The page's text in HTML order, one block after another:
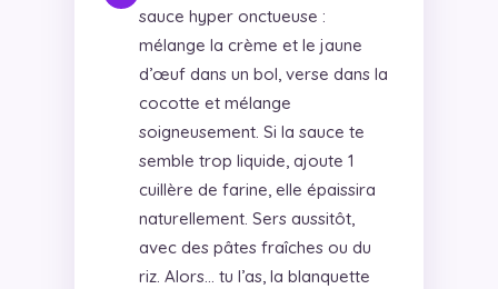
sauce hyper onctueuse :
mélange la crème et le jaune
d’œuf dans un bol, verse dans la
cocotte et mélange
soigneusement. Si la sauce te
semble trop liquide, ajoute 1
cuillère de farine, elle épaissira
naturellement. Sers aussitôt,
avec des pâtes fraîches ou du
riz. Alors… tu l’as, la blanquette